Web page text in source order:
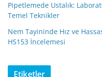
Pipetlemede Ustalık:
Temel Teknikler
Nem Tayininde Hız ve
HS153 İncelemesi
Etiketler